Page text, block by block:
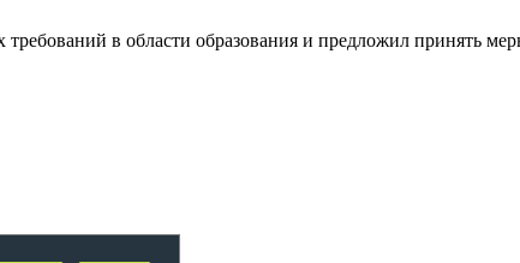
в области образования и предложил принять